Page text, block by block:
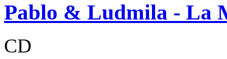
Pablo & Ludmila - La
CD